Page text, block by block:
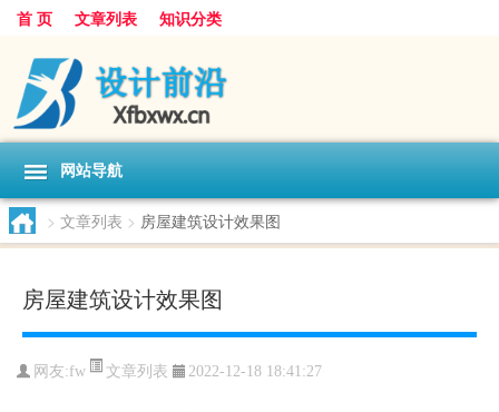
首 页 文章列表 知识分类
网站导航
> 文章列表 > 房屋建筑设计效果图
房屋建筑设计效果图
网友:fw 文章列表 2022-12-18 18:41:27